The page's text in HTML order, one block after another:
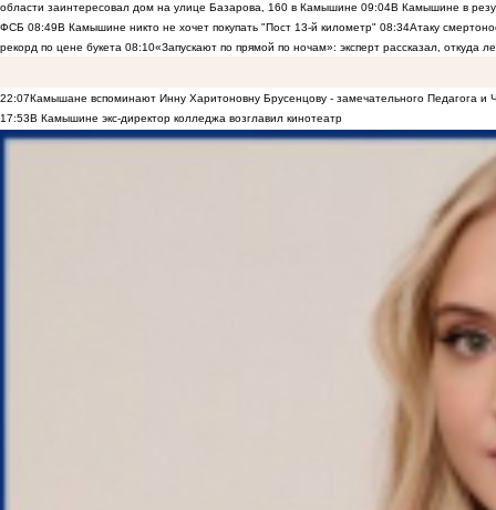
области заинтересовал дом на улице Базарова, 160 в Камышине 09:04В Камышине в
ФСБ 08:49В Камышине никто не хочет покупать "Пост 13-й километр" 08:34Атаку
рекорд по цене букета 08:10«Запускают по прямой по ночам»: эксперт рассказал, откуда
22:07Камышане вспоминают Инну Харитоновну Брусенцову - замечательного Педагога и
17:53В Камышине экс-директор колледжа возглавил кинотеатр